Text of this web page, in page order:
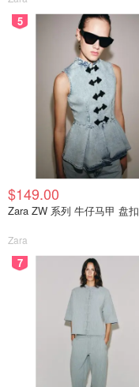
5
$149.00
Zara ZW 系列 牛仔马甲 盘扣
Zara
7